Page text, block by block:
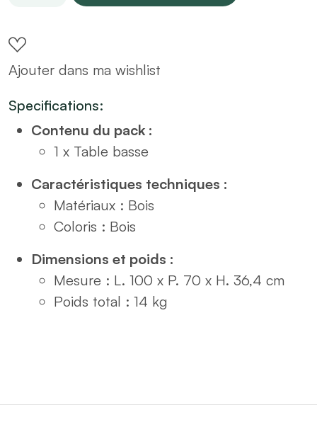
bois
arrondie
déco
L100
quantity
Ajouter dans ma wishlist
Specifications:
Contenu du pack :
1 x Table basse
Caractéristiques techniques :
Matériaux : Bois
Coloris : Bois
Dimensions et poids :
Mesure : L. 100 x P. 70 x H. 36,4 cm
Poids total : 14 kg